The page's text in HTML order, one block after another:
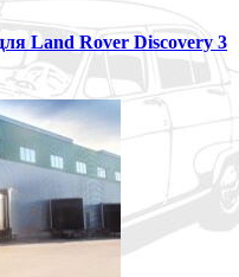
Land Rover Discovery 3